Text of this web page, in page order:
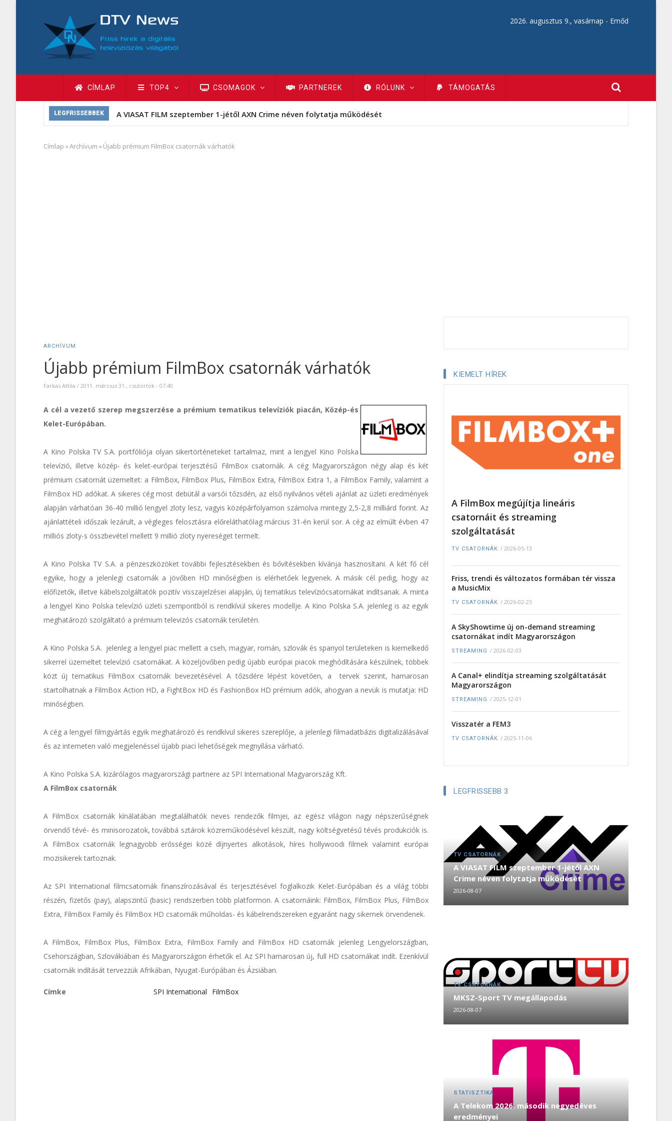
tartalomra
2026. augusztus 9., vasárnap - Emőd
Fő
navigáció
CÍMLAP TOP4 CSOMAGOK PARTNEREK RÓLUNK TÁMOGATÁS
LEGFRISSEBBEK A VIASAT FILM szeptember 1-jétől AXN Crime néven folytatja működését
Morzsa
Címlap »Archívum »Újabb prémium FilmBox csatornák várhatók
ARCHÍVUM
Újabb prémium FilmBox csatornák várhatók
Farkas Attila / 2011. március 31., csütörtök - 07:40
A cél a vezető szerep megszerzése a prémium tematikus televíziók piacán, Közép-és
Kelet-Európában.
A Kino Polska TV S.A. portfóliója olyan sikertörténeteket tartalmaz, mint a lengyel Kino Polska
televízió, illetve közép- és kelet-európai terjesztésű FilmBox csatornák. A cég Magyarországon négy alap és két
prémium csatornát üzemeltet: a FilmBox, FilmBox Plus, FilmBox Extra, FilmBox Extra 1, a FilmBox Family, valamint a
FilmBox HD adókat. A sikeres cég most debütál a varsói tőzsdén, az első nyilvános vételi ajánlat az üzleti eredmények
alapján várhatóan 36-40 millió lengyel zloty lesz, vagyis középárfolyamon számolva mintegy 2,5-2,8 milliárd forint. Az
ajánlattételi időszak lezárult, a végleges felosztásra előreláthatólag március 31-én kerül sor. A cég az elmúlt évben 47
milliós zloty-s összbevétel mellett 9 millió zloty nyereséget termelt.
A Kino Polska TV S.A. a pénzeszközöket további fejlesztésekben és bővítésekben kívánja hasznosítani. A két fő cél
egyike, hogy a jelenlegi csatornák a jövőben HD minőségben is elérhetőek legyenek. A másik cél pedig, hogy az
előfizetők, illetve kábelszolgáltatók pozitív visszajelzései alapján, új tematikus televíziócsatornákat indítsanak. A minta
a lengyel Kino Polska televízió üzleti szempontból is rendkívül sikeres modellje. A Kino Polska S.A. jelenleg is az egyik
meghatározó szolgáltató a prémium televizós csatornák területén.
A Kino Polska S.A. jelenleg a lengyel piac mellett a cseh, magyar, román, szlovák és spanyol területeken is kiemelkedő
sikerrel üzemeltet televízió csatornákat. A közeljövőben pedig újabb európai piacok meghódítására készülnek, többek
közt új tematikus FilmBox csatornák bevezetésével. A tőzsdére lépést követően, a tervek szerint, hamarosan
startolhatnak a FilmBox Action HD, a FightBox HD és FashionBox HD prémium adók, ahogyan a nevük is mutatja: HD
minőségben.
A cég a lengyel filmgyártás egyik meghatározó és rendkívül sikeres szereplője, a jelenlegi filmadatbázis digitalizálásával
és az interneten való megjelenéssel újabb piaci lehetőségek megnyílása várható.
A Kino Polska S.A. kizárólagos magyarországi partnere az SPI International Magyarország Kft.
A FilmBox csatornák
A FilmBox csatornák kínálatában megtalálhatók neves rendezők filmjei, az egész világon nagy népszerűségnek
örvendő tévé- és minisorozatok, továbbá sztárok közreműködésével készült, nagy költségvetésű tévés produkciók is.
A FilmBox csatornák legnagyobb erősségei közé díjnyertes alkotások, híres hollywoodi filmek valamint európai
mozisikerek tartoznak.
Az SPI International filmcsatornák finanszírozásával és terjesztésével foglalkozik Kelet-Európában és a világ többi
részén, fizetős (pay), alapszintű (basic) rendszerben több platformon. A csatornáink: FilmBox, FilmBox Plus, FilmBox
Extra, FilmBox Family és FilmBox HD csatornák műholdas- és kábelrendszereken egyaránt nagy sikernek örvendenek.
A FilmBox, FilmBox Plus, FilmBox Extra, FilmBox Family and FilmBox HD csatornák jelenleg Lengyelországban,
Csehországban, Szlovákiában és Magyarországon érhetők el. Az SPI hamarosan új, full HD csatornákat indít. Ezenkívül
csatornák indítását tervezzük Afrikában, Nyugat-Európában és Ázsiában.
Címke SPI International FilmBox
KIEMELT HÍREK
A FilmBox megújítja lineáris
csatornáit és streaming
szolgáltatását
TV CSATORNÁK / 2026-05-13
Friss, trendi és változatos formában tér vissza
a MusicMix
TV CSATORNÁK / 2026-02-25
A SkyShowtime új on-demand streaming
csatornákat indít Magyarországon
STREAMING / 2026-02-03
A Canal+ elindítja streaming szolgáltatását
Magyarországon
STREAMING / 2025-12-01
Visszatér a FEM3
TV CSATORNÁK / 2025-11-06
LEGFRISSEBB 3
TV CSATORNÁK
A VIASAT FILM szeptember 1-jétől AXN
Crime néven folytatja működését
2026-08-07
TV CSATORNÁK
MKSZ-Sport TV megállapodás
2026-08-07
STATISZTIKA
A Telekom 2026. második negyedéves
eredményei